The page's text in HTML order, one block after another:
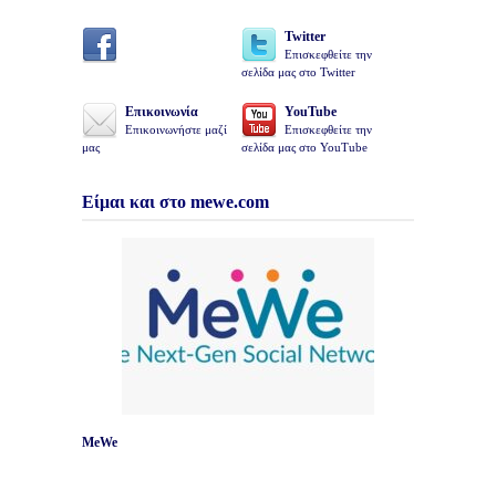
Twitter
Επισκεφθείτε την
σελίδα μας στο Twitter
Επικοινωνία
Επικοινωνήστε μαζί
μας
YouTube
Επισκεφθείτε την
σελίδα μας στο YouTube
Είμαι και στο mewe.com
MeWe